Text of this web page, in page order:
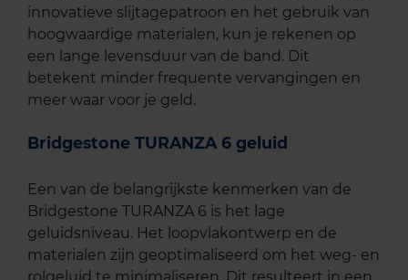
innovatieve slijtagepatroon en het gebruik van
hoogwaardige materialen, kun je rekenen op
een lange levensduur van de band. Dit
betekent minder frequente vervangingen en
meer waar voor je geld.
Bridgestone TURANZA 6 geluid
Een van de belangrijkste kenmerken van de
Bridgestone TURANZA 6 is het lage
geluidsniveau. Het loopvlakontwerp en de
materialen zijn geoptimaliseerd om het weg- en